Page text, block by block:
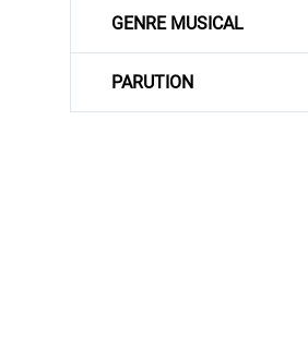
GENRE MUSICAL
PARUTION